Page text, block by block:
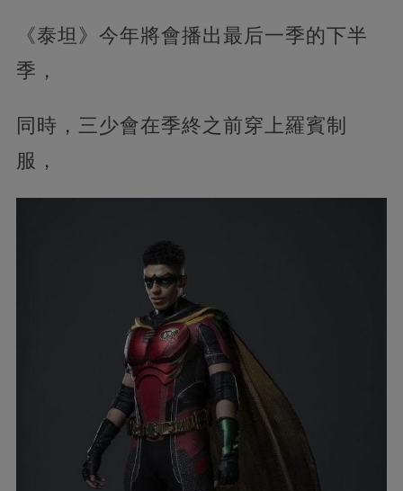
《泰坦》今年將會播出最后一季的下半
季，‍
同時，三少會在季終之前穿上羅賓制
服，‍